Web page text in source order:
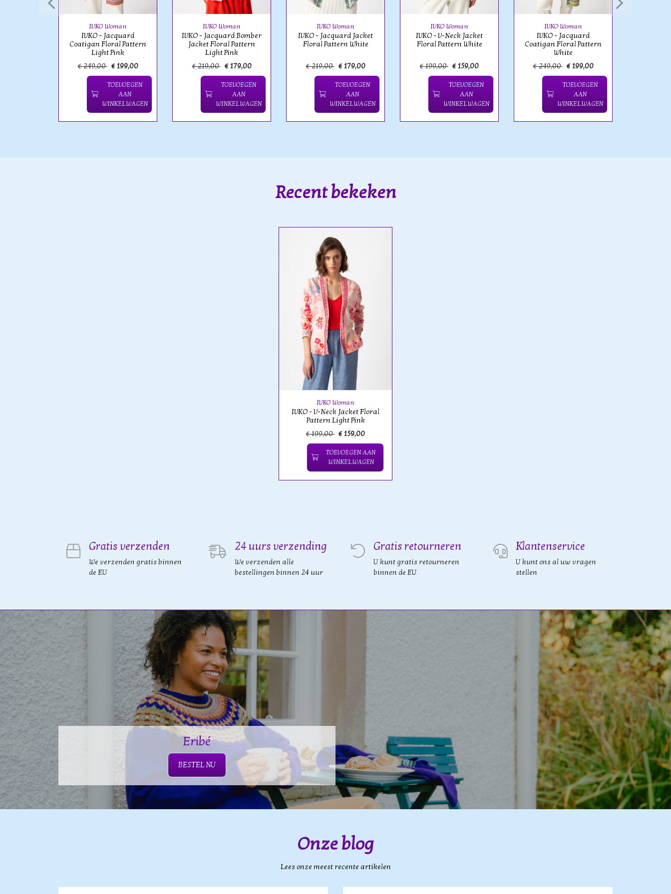
IVKO Woman
IVKO - Jacquard
Coatigan Floral Pattern
Light Pink
€ 249,00 € 199,00
TOEVOEGEN
AAN
WINKELWAGEN
IVKO Woman
IVKO - Jacquard Bomber
Jacket Floral Pattern
Light Pink
€ 219,00 € 179,00
TOEVOEGEN
AAN
WINKELWAGEN
IVKO Woman
IVKO - Jacquard Jacket
Floral Pattern White
€ 219,00 € 179,00
TOEVOEGEN
AAN
WINKELWAGEN
IVKO Woman
IVKO - V-Neck Jacket
Floral Pattern White
€ 199,00 € 159,00
TOEVOEGEN
AAN
WINKELWAGEN
IVKO Woman
IVKO - Jacquard
Coatigan Floral Pattern
White
€ 249,00 € 199,00
TOEVOEGEN
AAN
WINKELWAGEN
Recent bekeken
IVKO Woman
IVKO - V-Neck Jacket Floral
Pattern Light Pink
€ 199,00 € 159,00
TOEVOEGEN AAN
WINKELWAGEN
Gratis verzenden
We verzenden gratis binnen
de EU
24 uurs verzending
We verzenden alle
bestellingen binnen 24 uur
Gratis retourneren
U kunt gratis retourneren
binnen de EU
Klantenservice
U kunt ons al uw vragen
stellen
Eribé
BESTEL NU
Onze blog
Lees onze meest recente artikelen